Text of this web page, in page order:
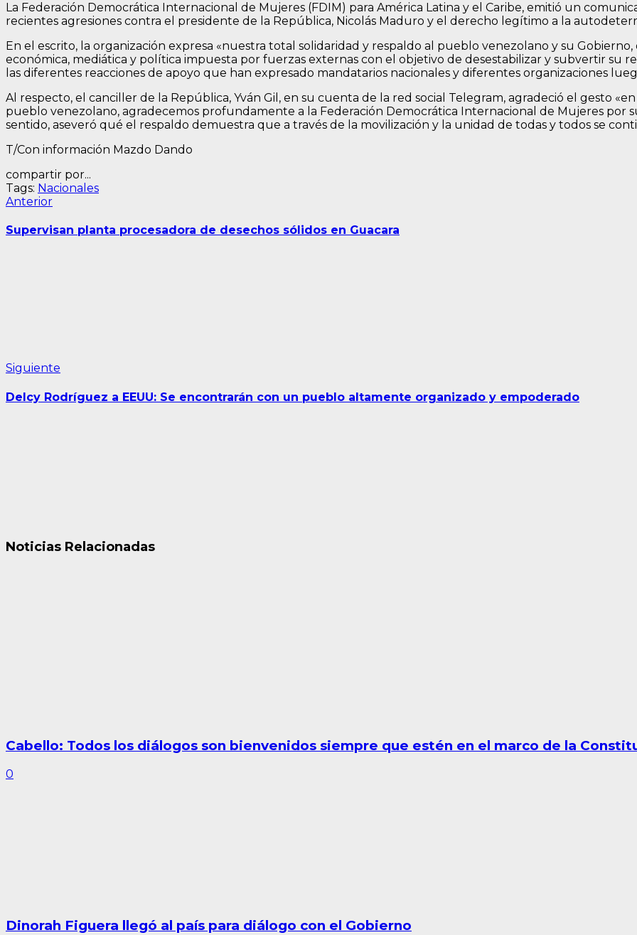
La Federación Democrática Internacional de Mujeres (FDIM) para América Latina y el Caribe, emitió un
recientes agresiones contra el presidente de la República, Nicolás Maduro y el derecho legítimo a la
En el escrito, la organización expresa «nuestra total solidaridad y respaldo al pueblo venezolano y su
económica, mediática y política impuesta por fuerzas externas con el objetivo de desestabilizar y subvertir su
las diferentes reacciones de apoyo que han expresado mandatarios nacionales y diferentes organizaciones
Al respecto, el canciller de la República, Yván Gil, en su cuenta de la red social Telegram, agradeció el gesto
pueblo venezolano, agradecemos profundamente a la Federación Democrática Internacional de Mujeres por
sentido, aseveró qué el respaldo demuestra que a través de la movilización y la unidad de todas y todos se
T/Con información Mazdo Dando
compartir por...
Tags: Nacionales
Navegación
de
AnteriorEntrada
Supervisan planta procesadora de desechos sólidos en Guacara
Siguiente
Delcy Rodríguez a EEUU: Se encontrarán con un pueblo altamente organizado y empoderado
Noticias Relacionadas
Cabello: Todos los diálogos son bienvenidos siempre que estén en el marco de la
0
Dinorah Figuera llegó al país para diálogo con el Gobierno